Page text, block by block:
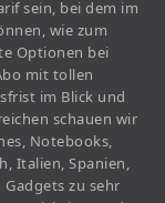
sein, bei dem im
wie zum
Optionen bei
mit tollen
im Blick und
schauen wir
Notebooks,
Italien, Spanien,
zu sehr